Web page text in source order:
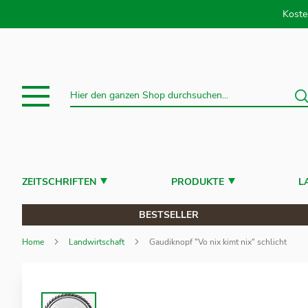
Suche
ZEITSCHRIFTEN PRODUKTE
BESTSELLER
Home Landwirtschaft Gaudiknopf "Vo nix kimt nix" schlicht
Ende